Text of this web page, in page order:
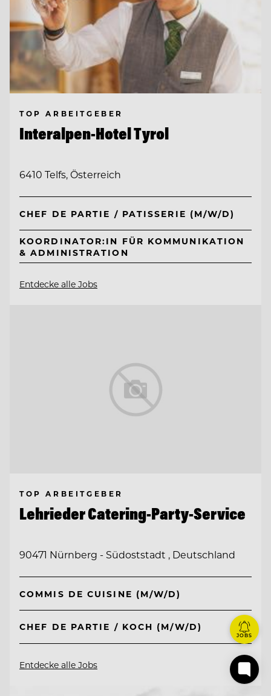
TOP ARBEITGEBER
Interalpen-Hotel Tyrol
6410 Telfs, Österreich
CHEF DE PARTIE / PATISSERIE (M/W/D)
KOORDINATOR:IN FÜR KOMMUNIKATION
& ADMINISTRATION
Entdecke alle Jobs
TOP ARBEITGEBER
Lehrieder Catering-Party-Service
90471 Nürnberg - Südoststadt , Deutschland
COMMIS DE CUISINE (M/W/D)
CHEF DE PARTIE / KOCH (M/W/D)
Entdecke alle Jobs
JOBS